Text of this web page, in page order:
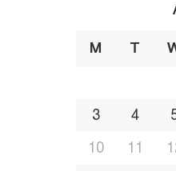
M T
3
4
10
11